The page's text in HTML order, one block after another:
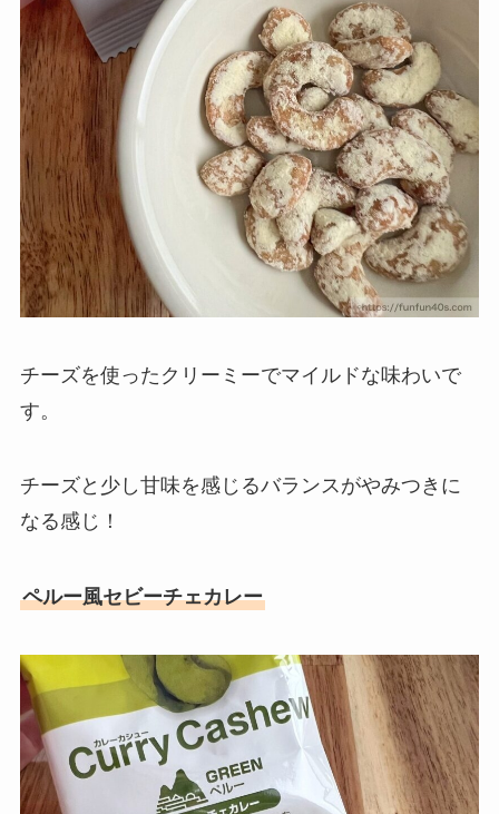
チーズを使ったクリーミーでマイルドな味わいで
す。
チーズと少し甘味を感じるバランスがやみつきに
なる感じ！
ペルー風セビーチェカレー